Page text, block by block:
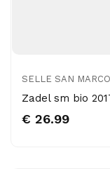
SELLE SAN MARCO
Zadel sm bio
€ 26.99